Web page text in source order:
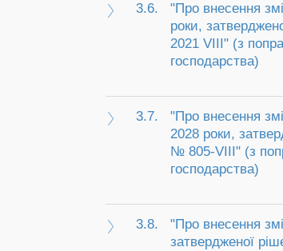
3.6.
"Про внесення
роки,
2021 VІІІ" (з
господарства)
3.7.
"Про внесення
2028 роки,
№ 805-VIIІ" (з
господарства)
3.8.
"Про внесення
затвердженої